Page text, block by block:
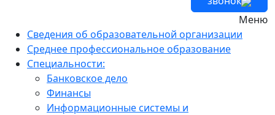
Меню
Сведения об образовательной организации
Среднее профессиональное образование
Специальности:
Банковское дело
Финансы
Информационные системы и